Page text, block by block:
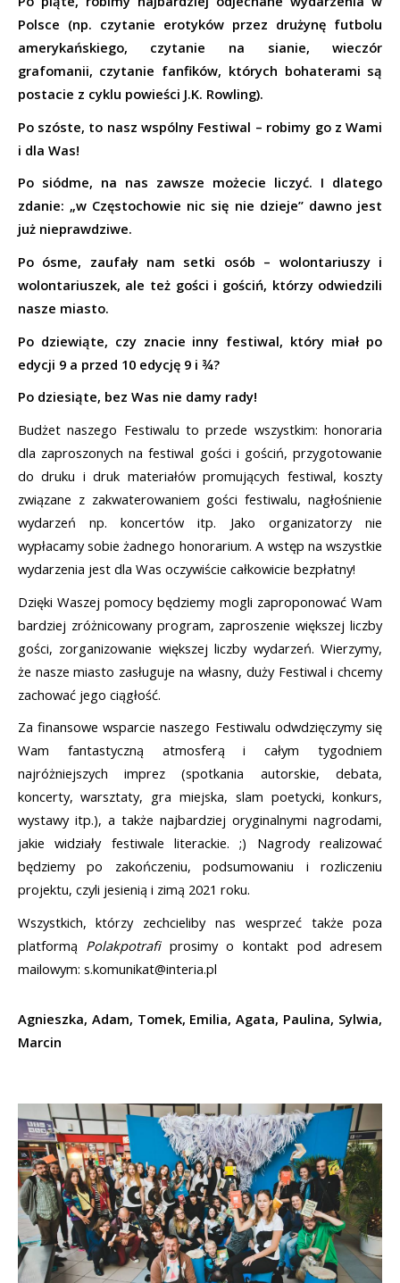
Polsce (np. czytanie erotyków przez drużynę futbolu
amerykańskiego, czytanie na sianie, wieczór
grafomanii, czytanie fanfików, których bohaterami są
postacie z cyklu powieści J.K. Rowling).
Po szóste, to nasz wspólny Festiwal – robimy go z Wami
i dla Was!
Po siódme, na nas zawsze możecie liczyć. I dlatego
zdanie: „w Częstochowie nic się nie dzieje” dawno jest
już nieprawdziwe.
Po ósme, zaufały nam setki osób – wolontariuszy i
wolontariuszek, ale też gości i gościń, którzy odwiedzili
nasze miasto.
Po dziewiąte, czy znacie inny festiwal, który miał po
edycji 9 a przed 10 edycję 9 i ¾?
Po dziesiąte, bez Was nie damy rady!
Budżet naszego Festiwalu to przede wszystkim: honoraria
dla zaproszonych na festiwal gości i gościń, przygotowanie
do druku i druk materiałów promujących festiwal, koszty
związane z zakwaterowaniem gości festiwalu, nagłośnienie
wydarzeń np. koncertów itp. Jako organizatorzy nie
wypłacamy sobie żadnego honorarium. A wstęp na wszystkie
wydarzenia jest dla Was oczywiście całkowicie bezpłatny!
Dzięki Waszej pomocy będziemy mogli zaproponować Wam
bardziej zróżnicowany program, zaproszenie większej liczby
gości, zorganizowanie większej liczby wydarzeń. Wierzymy,
że nasze miasto zasługuje na własny, duży Festiwal i chcemy
zachować jego ciągłość.
Za finansowe wsparcie naszego Festiwalu odwdzięczymy się
Wam fantastyczną atmosferą i całym tygodniem
najróżniejszych imprez (spotkania autorskie, debata,
koncerty, warsztaty, gra miejska, slam poetycki, konkurs,
wystawy itp.), a także najbardziej oryginalnymi nagrodami,
jakie widziały festiwale literackie. ;) Nagrody realizować
będziemy po zakończeniu, podsumowaniu i rozliczeniu
projektu, czyli jesienią i zimą 2021 roku.
Wszystkich, którzy zechcieliby nas wesprzeć także poza
platformą Polakpotrafi prosimy o kontakt pod adresem
mailowym: s.komunikat@interia.pl
Agnieszka, Adam, Tomek, Emilia, Agata, Paulina, Sylwia,
Marcin